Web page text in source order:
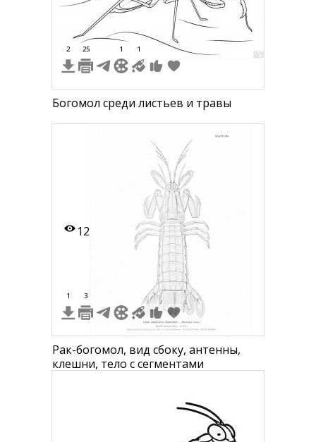
2 25 1 1
Богомол среди листьев и травы
12
1 3
Рак-богомол, вид сбоку, антенны,
клешни, тело с сегментами